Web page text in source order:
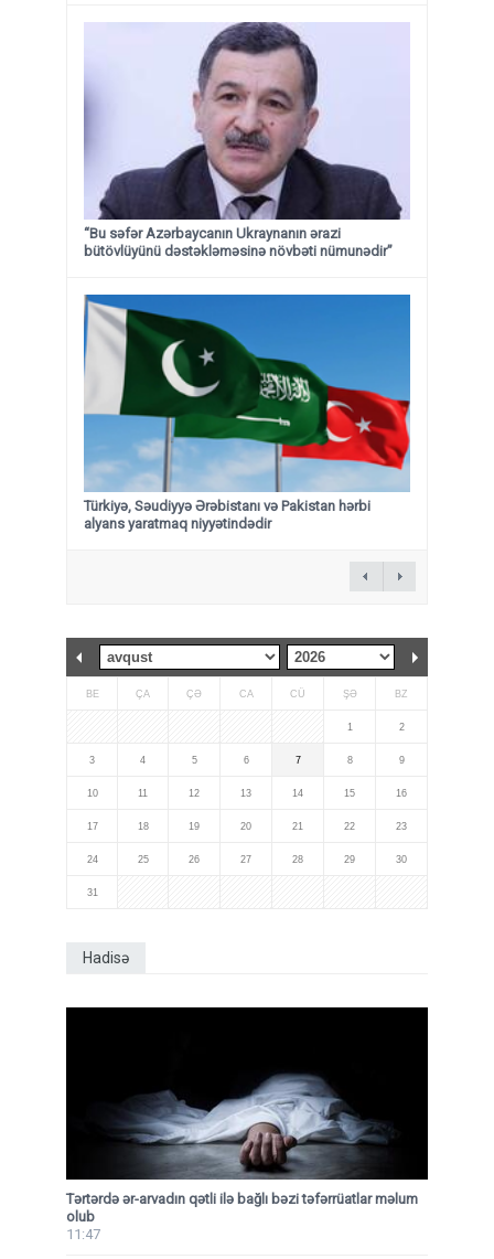
“Bu səfər Azərbaycanın Ukraynanın ərazi
bütövlüyünü dəstəkləməsinə növbəti nümunədir”
Türkiyə, Səudiyyə Ərəbistanı və Pakistan hərbi
alyans yaratmaq niyyətindədir
BE ÇA ÇƏ CA CÜ ŞƏ BZ
1 2
3 4 5 6 7 8 9
10 11 12 13 14 15 16
17 18 19 20 21 22 23
24 25 26 27 28 29 30
31
Hadisə
Tərtərdə ər-arvadın qətli ilə bağlı bəzi təfərrüatlar məlum
olub
11:47